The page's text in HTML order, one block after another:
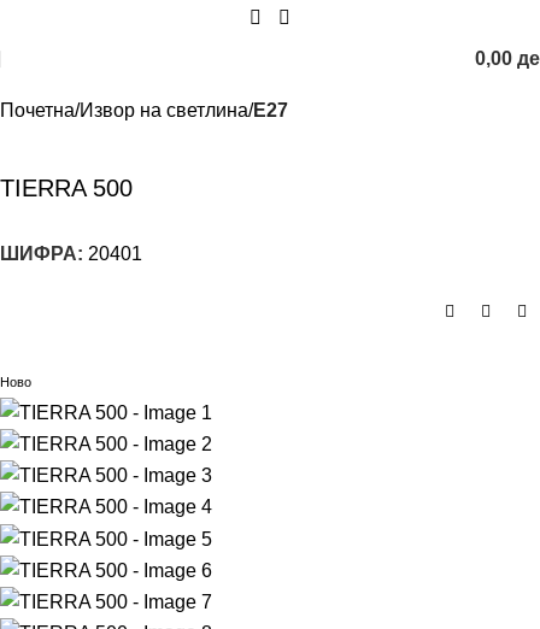
0,00
Почетна Извор на светлина E27
TIERRA 500
ШИФРА: 20401
Ново